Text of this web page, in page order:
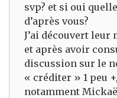
svp? et si oui
d’après vous?
J’ai découvert leur
et après avoir
discussion sur le
« créditer » 1 peu
notamment